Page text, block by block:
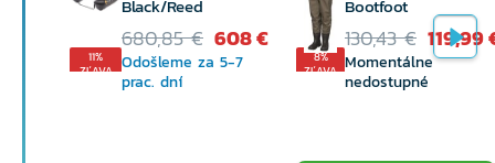
11%
ZĽAVA
Black/Reed
680,85 € 608 €
Odošleme za 5-7
prac. dní
8%
ZĽAVA
Bootfoot
130,43 € 119,99
Momentálne
nedostupné